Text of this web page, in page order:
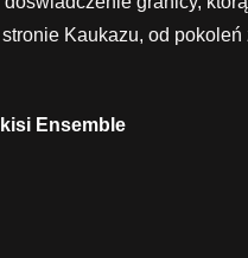
Kaukazu, od
Ensemble